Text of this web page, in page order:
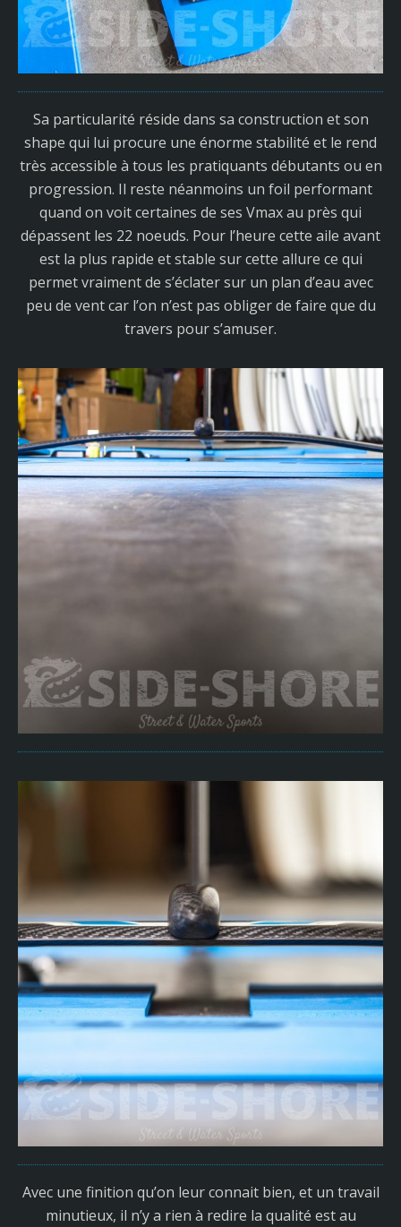
Sa particularité réside dans sa construction et son
shape qui lui procure une énorme stabilité et le rend
très accessible à tous les pratiquants débutants ou en
progression. Il reste néanmoins un foil performant
quand on voit certaines de ses Vmax au près qui
dépassent les 22 noeuds. Pour l’heure cette aile avant
est la plus rapide et stable sur cette allure ce qui
permet vraiment de s’éclater sur un plan d’eau avec
peu de vent car l’on n’est pas obliger de faire que du
travers pour s’amuser.
Avec une finition qu’on leur connait bien, et un travail
minutieux, il n’y a rien à redire la qualité est au